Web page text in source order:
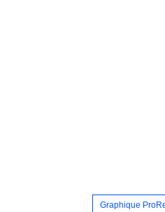
Graphique